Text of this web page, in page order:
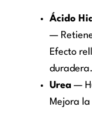
Ácido
—
Efecto
duradera.
Urea —
Mejora